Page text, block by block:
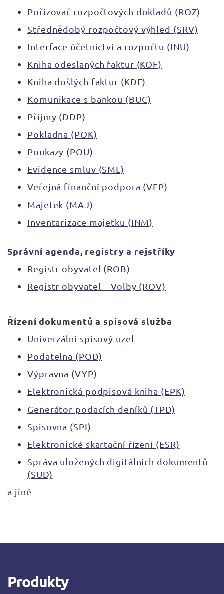
Pořizovač rozpočtových dokladů (ROZ)
Střednědobý rozpočtový výhled (SRV)
Interface účetnictví a rozpočtu (INU)
Kniha odeslaných faktur (KOF)
Kniha došlých faktur (KDF)
Komunikace s bankou (BUC)
Příjmy (DDP)
Pokladna (POK)
Poukazy (POU)
Evidence smluv (SML)
Veřejná finanční podpora (VFP)
Majetek (MAJ)
Inventarizace majetku (INM)
Správní agenda, registry a rejstříky
Registr obyvatel (ROB)
Registr obyvatel – Volby (ROV)
Řízení dokumentů a spisová služba
Univerzální spisový uzel
Podatelna (POD)
Výpravna (VYP)
Elektronická podpisová kniha (EPK)
Generátor podacích deníků (TPD)
Spisovna (SPI)
Elektronické skartační řízení (ESR)
Správa uložených digitálních dokumentů
(SUD)
​a jiné
Produkty